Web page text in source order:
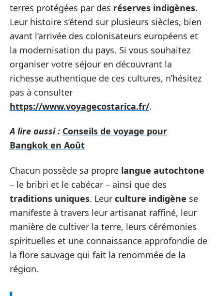
terres protégées par des réserves indigènes.
Leur histoire s’étend sur plusieurs siècles, bien
avant l’arrivée des colonisateurs européens et
la modernisation du pays. Si vous souhaitez
organiser votre séjour en découvrant la
richesse authentique de ces cultures, n’hésitez
pas à consulter
https://www.voyagecostarica.fr/.
A lire aussi : Conseils de voyage pour
Bangkok en Août
Chacun possède sa propre langue autochtone
– le bribri et le cabécar – ainsi que des
traditions uniques. Leur culture indigène se
manifeste à travers leur artisanat raffiné, leur
manière de cultiver la terre, leurs cérémonies
spirituelles et une connaissance approfondie de
la flore sauvage qui fait la renommée de la
région.